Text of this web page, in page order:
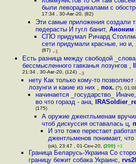
были леворадикалами с
17:34 , 30-Авг-20, (82)
Эти самые приложения создали
педерасты И гугл банит, Аноним
СПО придумал Ричард
сети придумали красные, но и,
(87) –1
Есть разница между свободой
бессмысленного гавканья лозунгов ,
21:34 , 30-Авг-20, (124) –3
нету Как только кому-то
лозунги и какие из них , пох. (?),
начинается _государство_
во что горазд - ана,
(175)
А оружие джентльменам
чтоб дискуссия оставалась ц,
И это тоже перестает
джентльменов понимает, что
(ok), 23:47 , 01-Сен-20, (200) +1
Граница Беларусь-Украина Со
границу бежит собака Украинс,